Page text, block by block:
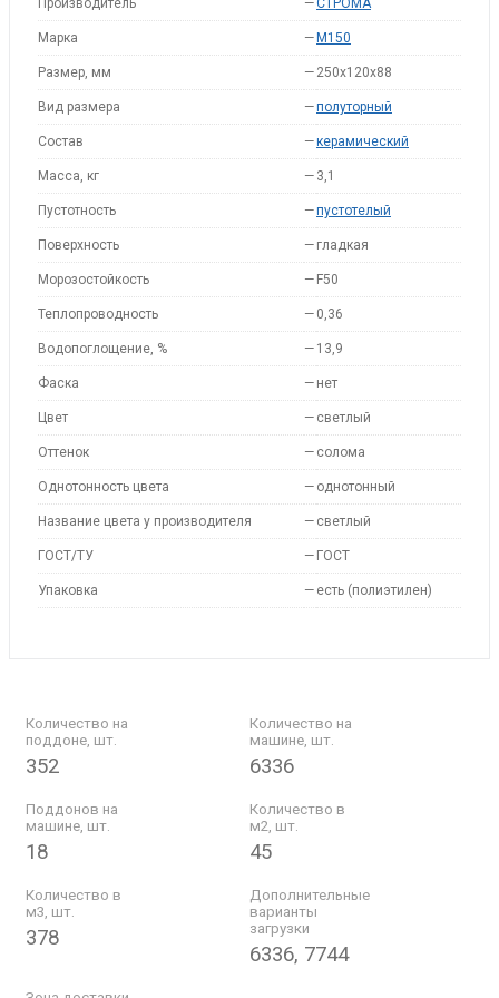
Производитель —СТРОМА
Марка — M150
Размер, мм — 250x120x88
Вид размера —полуторный
Состав —керамический
Масса, кг — 3,1
Пустотность —пустотелый
Поверхность — гладкая
Морозостойкость — F50
Теплопроводность — 0,36
Водопоглощение, % — 13,9
Фаска — нет
Цвет — светлый
Оттенок — солома
Однотонность цвета — однотонный
Название цвета у производителя — светлый
ГОСТ/ТУ — ГОСТ
Упаковка — есть (полиэтилен)
Количество на
поддоне, шт.
352
Количество на
машине, шт.
6336
Поддонов на
машине, шт.
18
Количество в
м2, шт.
45
Количество в
м3, шт.
378
Дополнительные
варианты
загрузки
6336, 7744